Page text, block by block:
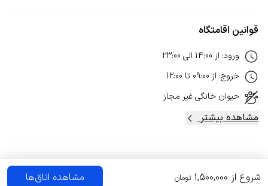
قوانین اقامتگاه
ورود: از 14:00 الی 23:00
خروج: از 09:00 تا 12:00
حیوان خانگیغیر مجاز
مشاهده بیشتر
شروع از 1,500,000 تومان مشاهده اتاق‌ها